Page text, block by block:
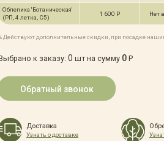
Облепиха 'Ботаническая'
(РП, 4 летка, С5)
1 600 Р Нет
Действуют дополнительные скидки, при посадке
к заказу: 0 шт на сумму 0Р
Обратный звонок
Доставка
Узнать о доставке